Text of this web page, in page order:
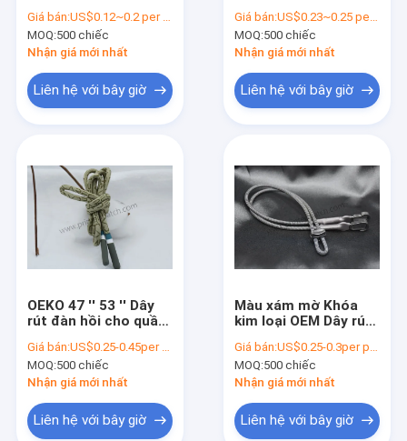
Sản phẩm
Về chúng tôi
Liên hệ với chúng tôi
Tin tức
Giá bán:US$0.12~0.2 per piece
MOQ:500 chiếc
Nhận giá mới nhất
Liên hệ với bây giờ
Giá bán:US$0.23~0.25 per piece
MOQ:500 chiếc
Nhận giá mới nhất
Liên hệ với bây giờ
OEKO 47 '' 53 '' Dây
rút đàn hồi cho quần
Giá bán:US$0.25-0.45per piece
MOQ:500 chiếc
Nhận giá mới nhất
Liên hệ với bây giờ
Màu xám mờ Khóa
kim loại OEM Dây rút
thao
Giá bán:US$0.25-0.3per piece
MOQ:500 chiếc
Nhận giá mới nhất
Liên hệ với bây giờ